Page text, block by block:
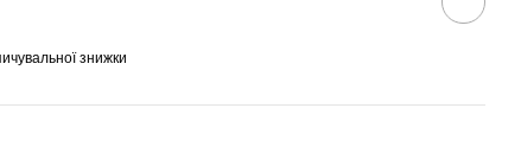
знижки